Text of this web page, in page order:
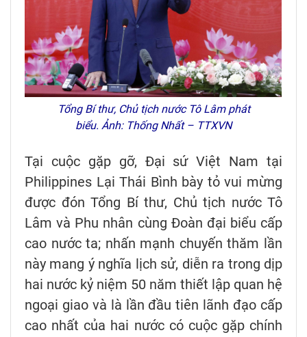
Tổng Bí thư, Chủ tịch nước Tô Lâm phát
biểu. Ảnh: Thống Nhất – TTXVN
Tại cuộc gặp gỡ, Đại sứ Việt Nam tại
Philippines Lại Thái Bình bày tỏ vui mừng
được đón Tổng Bí thư, Chủ tịch nước Tô
Lâm và Phu nhân cùng Đoàn đại biểu cấp
cao nước ta; nhấn mạnh chuyến thăm lần
này mang ý nghĩa lịch sử, diễn ra trong dịp
hai nước kỷ niệm 50 năm thiết lập quan hệ
ngoại giao và là lần đầu tiên lãnh đạo cấp
cao nhất của hai nước có cuộc gặp chính